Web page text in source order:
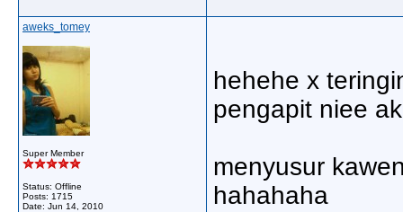
aweks_tomey
Super Member
Status: Offline
Posts: 1715
Date: Jun 14, 2010
hehehe x
pengapit niee
menyusur
hahahaha